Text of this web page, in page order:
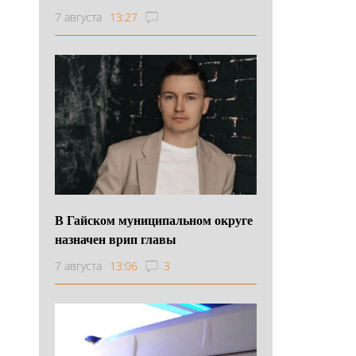
7 августа 13:27
В Гайском муниципальном округе
назначен врип главы
7 августа 13:06 3